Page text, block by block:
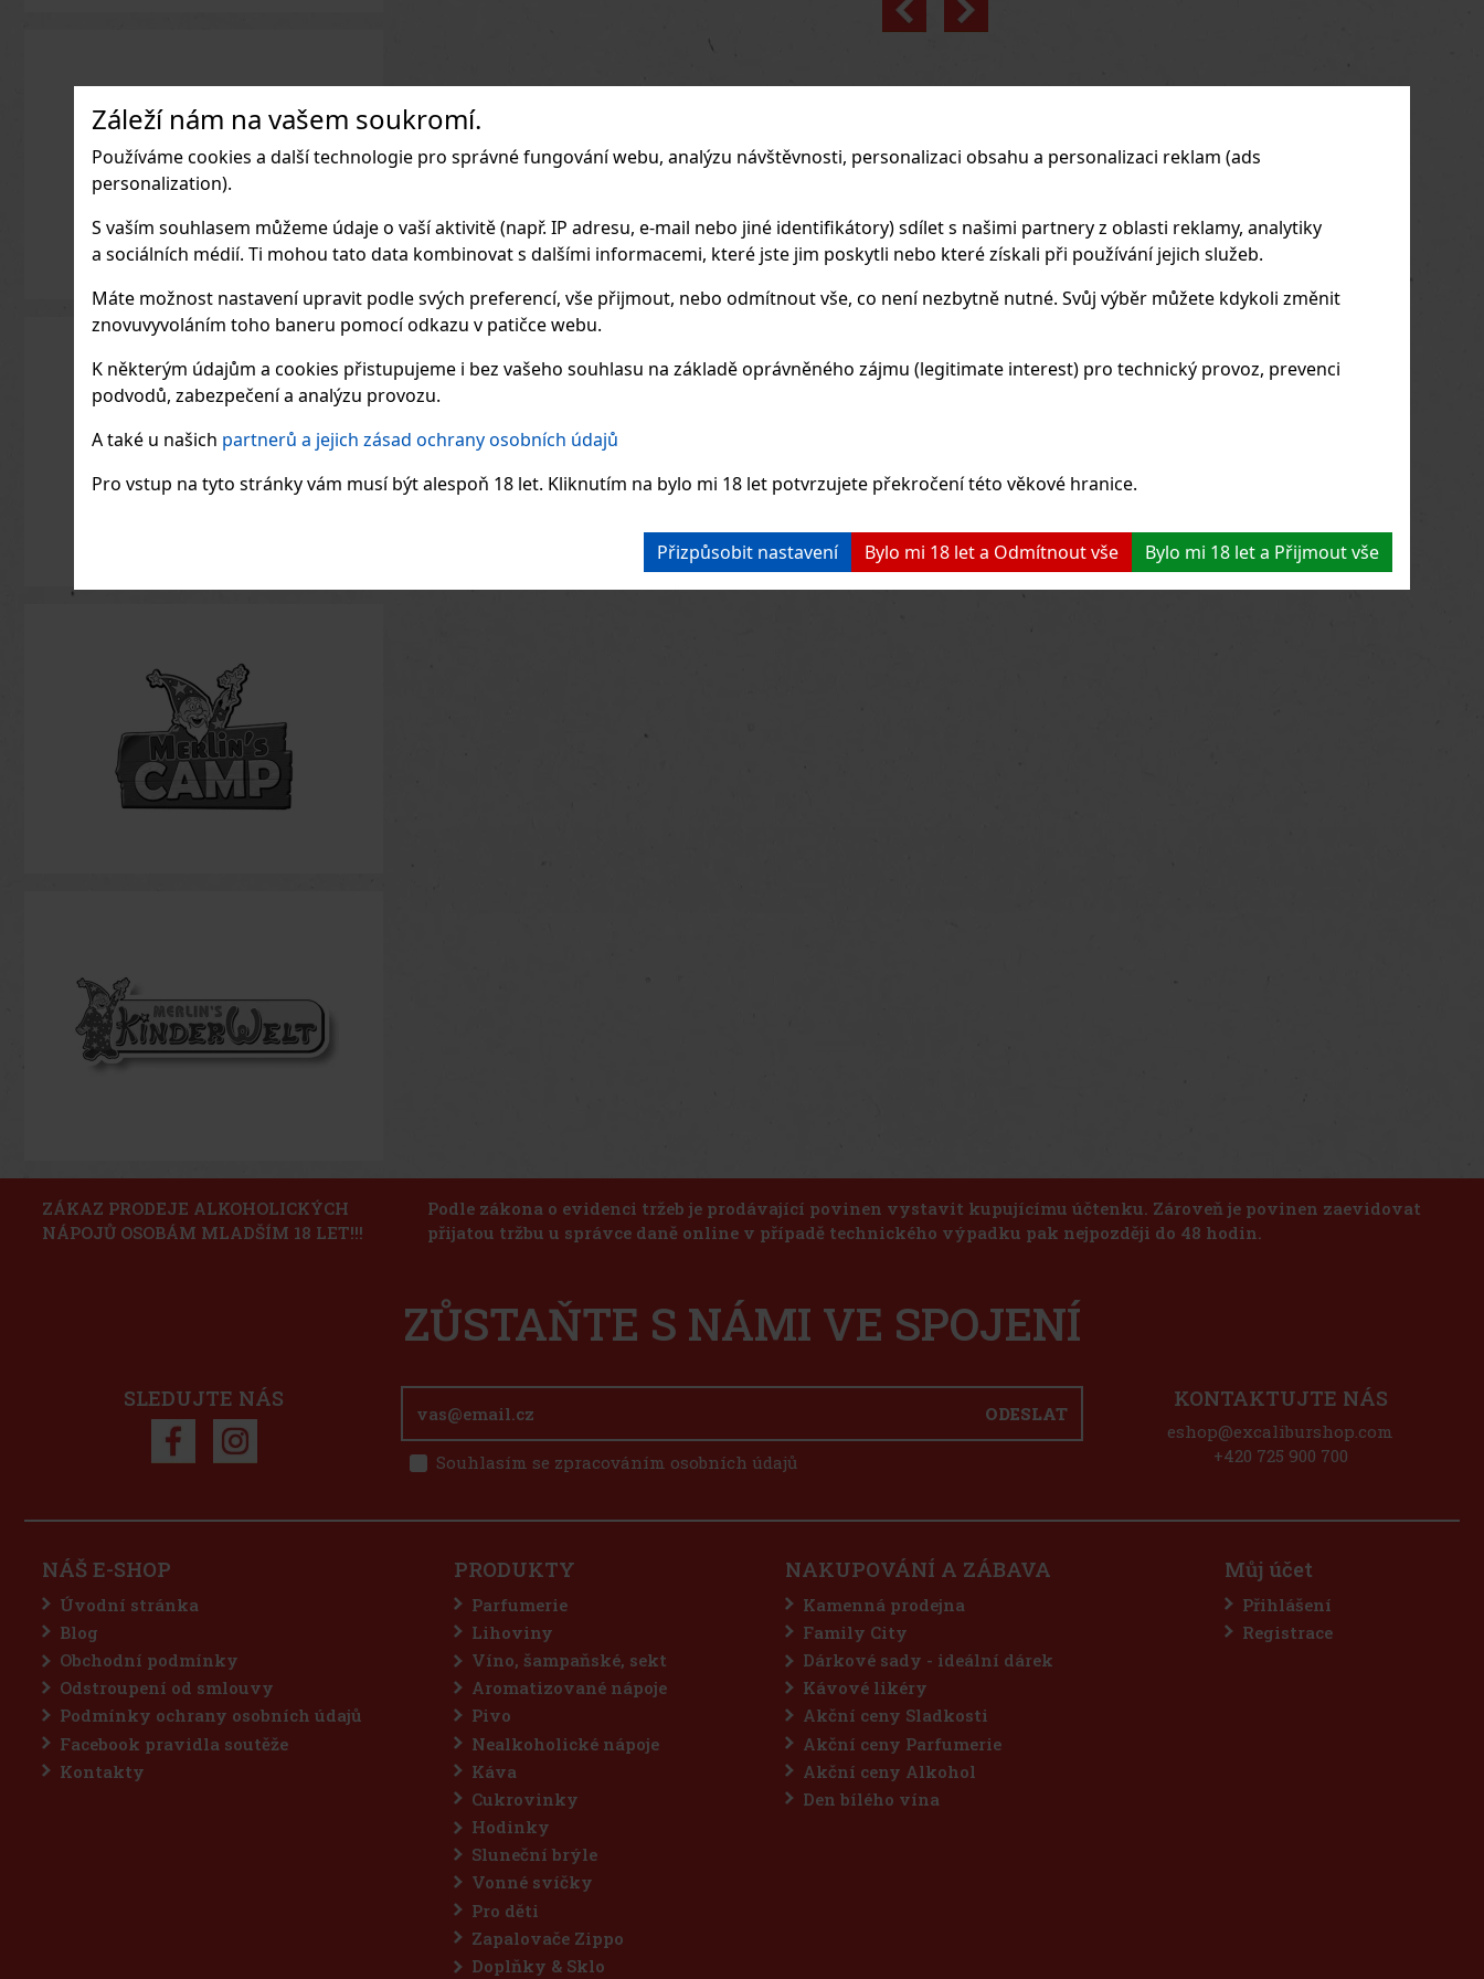
Záleží nám na vašem soukromí.
Používáme cookies a další technologie pro správné fungování webu, analýzu návštěvnosti, personalizaci obsahu a personalizaci reklam (ads
personalization).
S vaším souhlasem můžeme údaje o vaší aktivitě (např. IP adresu, e-mail nebo jiné identifikátory) sdílet s našimi partnery z oblasti reklamy, analytiky
a sociálních médií. Ti mohou tato data kombinovat s dalšími informacemi, které jste jim poskytli nebo které získali při používání jejich služeb.
Máte možnost nastavení upravit podle svých preferencí, vše přijmout, nebo odmítnout vše, co není nezbytně nutné. Svůj výběr můžete kdykoli změnit
znovuvyvoláním toho baneru pomocí odkazu v patičce webu.
K některým údajům a cookies přistupujeme i bez vašeho souhlasu na základě oprávněného zájmu (legitimate interest) pro technický provoz, prevenci
podvodů, zabezpečení a analýzu provozu.
A také u našich partnerů a jejich zásad ochrany osobních údajů
Pro vstup na tyto stránky vám musí být alespoň 18 let. Kliknutím na bylo mi 18 let potvrzujete překročení této věkové hranice.
Přizpůsobit nastavení Bylo mi 18 let a Odmítnout vše Bylo mi 18 let a Přijmout vše
ZÁKAZ PRODEJE ALKOHOLICKÝCH
NÁPOJŮ OSOBÁM MLADŠÍM 18 LET!!!
Podle zákona o evidenci tržeb je prodávající povinen vystavit kupujícímu účtenku. Zároveň je povinen zaevidovat
přijatou tržbu u správce daně online v případě technického výpadku pak nejpozději do 48 hodin.
ZŮSTAŇTE S NÁMI VE SPOJENÍ
SLEDUJTE NÁS
ODESLAT
Souhlasím se zpracováním osobních údajů
KONTAKTUJTE NÁS
eshop@excaliburshop.com
+420 725 900 700
NÁŠ E-SHOP
Úvodní stránka
Blog
Obchodní podmínky
Odstroupení od smlouvy
Podmínky ochrany osobních údajů
Facebook pravidla soutěže
Kontakty
PRODUKTY
Parfumerie
Lihoviny
Víno, šampaňské, sekt
Aromatizované nápoje
Pivo
Nealkoholické nápoje
Káva
Cukrovinky
Hodinky
Sluneční brýle
Vonné svíčky
Pro děti
Zapalovače Zippo
Doplňky & Sklo
NAKUPOVÁNÍ A ZÁBAVA
Kamenná prodejna
Family City
Dárkové sady - ideální dárek
Kávové likéry
Akční ceny Sladkosti
Akční ceny Parfumerie
Akční ceny Alkohol
Den bílého vína
Můj účet
Přihlášení
Registrace